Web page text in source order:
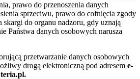
prawo do przenoszenia danych
sprzeciwu, prawo do cofnięcia zgody
skargi do organu nadzoru, gdy uznają
Państwa danych osobowych narusza
przetwarzanie danych osobowych
drogą elektroniczną pod adresem e-